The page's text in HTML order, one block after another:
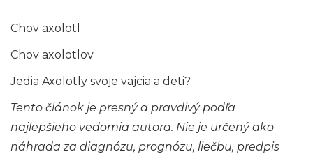
Chov axolotl
Chov axolotlov
Jedia Axolotly svoje vajcia a deti?
Tento článok je presný a pravdivý podľa
najlepšieho vedomia autora. Nie je určený ako
náhrada za diagnózu, prognózu, liečbu, predpis